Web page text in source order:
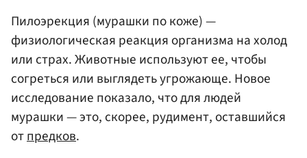
Пилоэрекция (мурашки по коже) —
физиологическая реакция организма на холод
или страх. Животные используют ее, чтобы
согреться или выглядеть угрожающе. Новое
исследование показало, что для людей
мурашки — это, скорее, рудимент, оставшийся
отпредков.